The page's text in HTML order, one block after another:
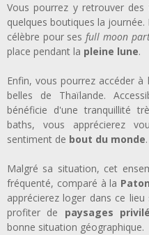
Vous pourrez y retrouver
quelques boutiques la
célèbre pour ses full moon
place pendant la pleine lune.
Enfin, vous pourrez accéder à
belles de Thaïlande.
bénéficie d'une tranquillité
baths, vous apprécierez
sentiment de bout du monde.
Malgré sa situation, cet
fréquenté, comparé à la
apprécierez loger dans ce
profiter de paysages
bonne situation géographique.